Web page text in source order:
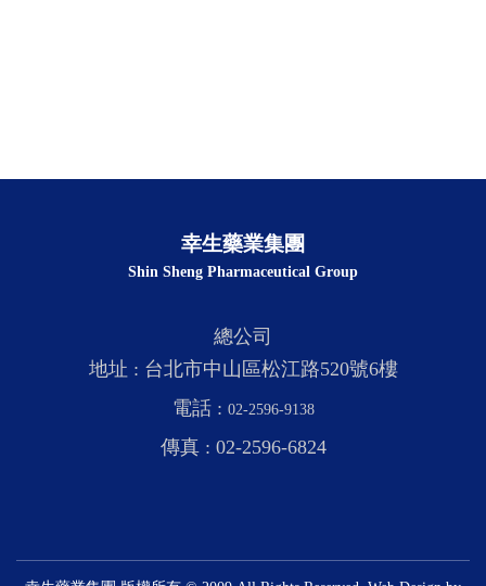
幸生藥業集團
Shin Sheng Pharmaceutical Group
總公司
地址 : 台北市中山區松江路520號6樓
電話 : 02-2596-9138
傳真 : 02-2596-6824